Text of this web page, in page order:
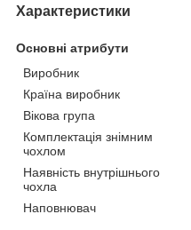
Характеристики
Основні атрибути
Виробник
Країна виробник
Вікова група
Комплектація знімним
чохлом
Наявність внутрішнього
чохла
Наповнювач